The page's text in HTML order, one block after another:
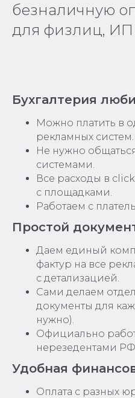
безналичную
для физлиц,
Бухгалтерия
Можно платить в
рекламных систем.
Не нужно
системами.
Все расходы в
с площадками.
Работаем с
Простой
Даем единый
фактур на все
с детализацией.
Сами делаем
документы для
нужно).
Официально
нерезедентами РФ.
Удобная
Оплата с разных